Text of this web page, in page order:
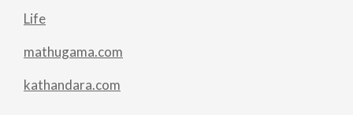
Life
mathugama.com
kathandara.com